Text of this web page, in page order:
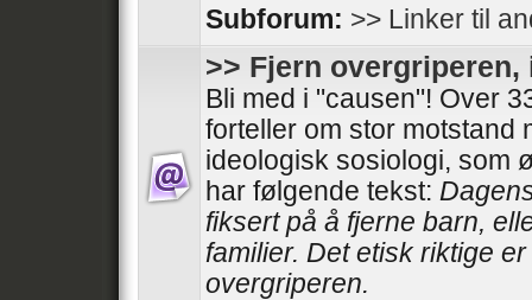
Subforum: >> Linker til
>> Fjern
Bli med i "causen"! Over
forteller om stor motstand
ideologisk sosiologi, som
har følgende tekst:
fiksert på å fjerne barn,
familier. Det etisk riktige
overgriperen.